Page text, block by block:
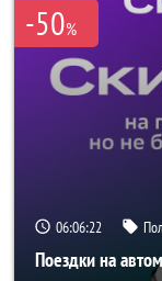
-50%
06:06:22
Поездки на